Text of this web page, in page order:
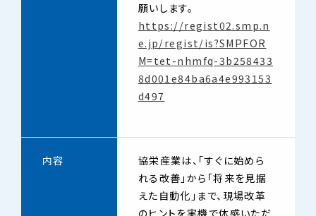
願いします。
https://regist02.smp.n
e.jp/regist/is?SMPFOR
M=tet-nhmfq-3b258433
8d001e84ba6a4e993153
d497
内容
協栄産業は、「すぐに始めら
れる改善」から「将来を見据
えた自動化」まで、現場改革